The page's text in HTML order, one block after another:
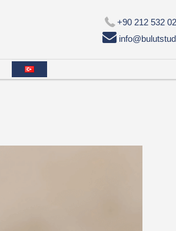
+90 212 532
